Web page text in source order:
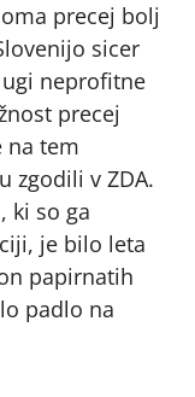
precej bolj
sicer
neprofitne
precej
na tem
zgodili v ZDA.
ki so ga
je bilo leta
papirnatih
padlo na